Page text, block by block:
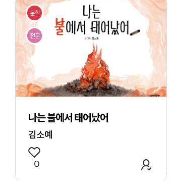
문학
전문
나는 불에서 태어났어
김소예
0 관